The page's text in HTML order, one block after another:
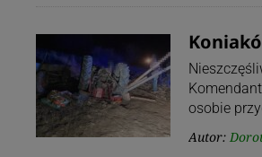
osobie
Autor: